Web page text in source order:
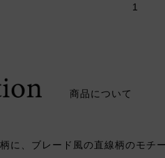
1
商品について
に、ブレード風の直線柄のモ